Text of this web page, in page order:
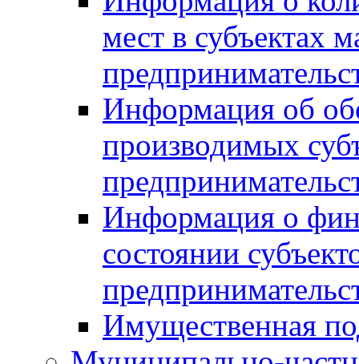
мест в субъектах
Информация об
производимых
Информация о
состоянии
Имущественная